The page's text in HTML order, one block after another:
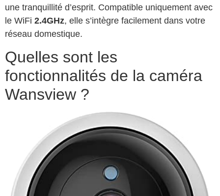
une tranquillité d’esprit. Compatible uniquement avec
le WiFi 2.4GHz, elle s’intègre facilement dans votre
réseau domestique.
Quelles sont les
fonctionnalités de la caméra
Wansview ?